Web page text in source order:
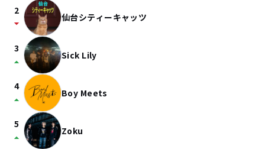
2
arrow_drop_down 仙台シティーキャッツ
3
arrow_drop_up Sick Lily
4
arrow_drop_up Boy Meets
5
arrow_drop_up Zoku